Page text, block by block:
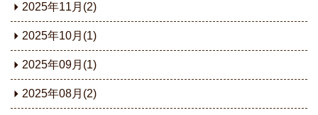
2025年11月(2)
2025年10月(1)
2025年09月(1)
2025年08月(2)